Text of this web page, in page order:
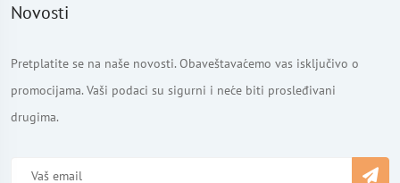
Novosti
Pretplatite se na naše novosti. Obaveštavaćemo vas isključivo o
promocijama. Vaši podaci su sigurni i neće biti prosleđivani
drugima.